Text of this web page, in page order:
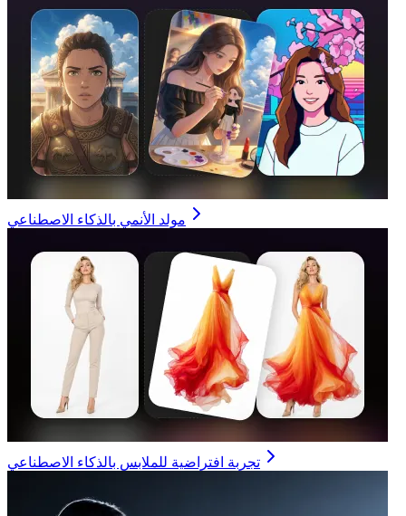
مولد الأنمي بالذكاء الاصطناعي
تجربة افتراضية للملابس بالذكاء الاصطناعي